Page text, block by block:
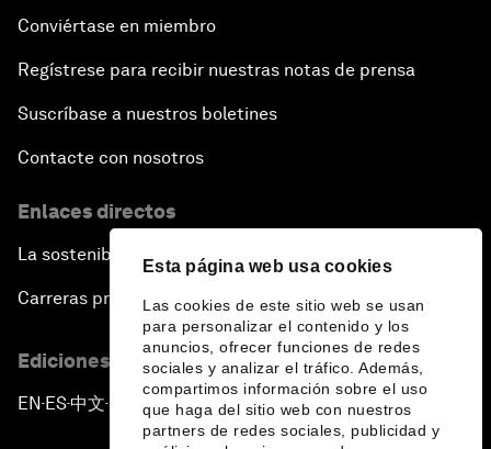
Esta página web usa cookies
Las cookies de este sitio web se usan
para personalizar el contenido y los
anuncios, ofrecer funciones de redes
sociales y analizar el tráfico. Además,
compartimos información sobre el uso
que haga del sitio web con nuestros
partners de redes sociales, publicidad y
Conviértase en miembro
Regístrese para recibir nuestras notas de prensa
Suscríbase a nuestros boletines
Contacte con nosotros
Enlaces directos
La sostenibilidad en el Foro
Carreras profesionales
Ediciones en otros idiomas
EN ▪ES▪中文▪ 日本語